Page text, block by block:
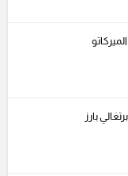
بارز